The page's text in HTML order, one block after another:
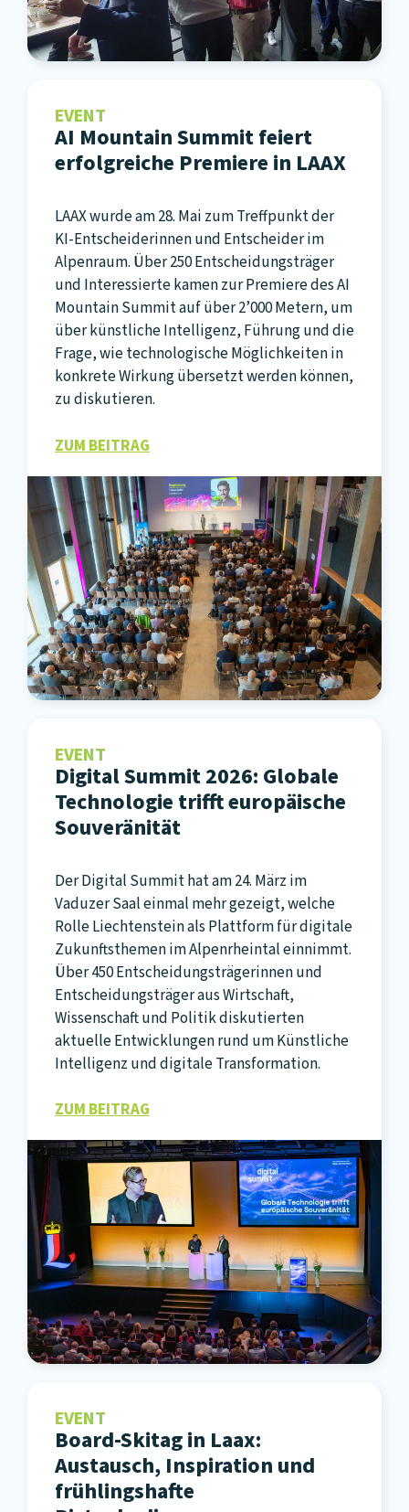
EVENT
AI Mountain Summit feiert
erfolgreiche Premiere in LAAX
LAAX wurde am 28. Mai zum Treffpunkt der
KI-Entscheiderinnen und Entscheider im
Alpenraum. Über 250 Entscheidungsträger
und Interessierte kamen zur Premiere des AI
Mountain Summit auf über 2’000 Metern, um
über künstliche Intelligenz, Führung und die
Frage, wie technologische Möglichkeiten in
konkrete Wirkung übersetzt werden können,
zu diskutieren.
ZUM BEITRAG
EVENT
Digital Summit 2026: Globale
Technologie trifft europäische
Souveränität
Der Digital Summit hat am 24. März im
Vaduzer Saal einmal mehr gezeigt, welche
Rolle Liechtenstein als Plattform für digitale
Zukunftsthemen im Alpenrheintal einnimmt.
Über 450 Entscheidungsträgerinnen und
Entscheidungsträger aus Wirtschaft,
Wissenschaft und Politik diskutierten
aktuelle Entwicklungen rund um Künstliche
Intelligenz und digitale Transformation.
ZUM BEITRAG
EVENT
Board-Skitag in Laax:
Austausch, Inspiration und
frühlingshafte